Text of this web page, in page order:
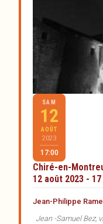
SAM
12
AOÛT
2023
17:00
Chiré-en-
12 août 2023 -
Jean-Philippe
Jean -Samuel Bez,